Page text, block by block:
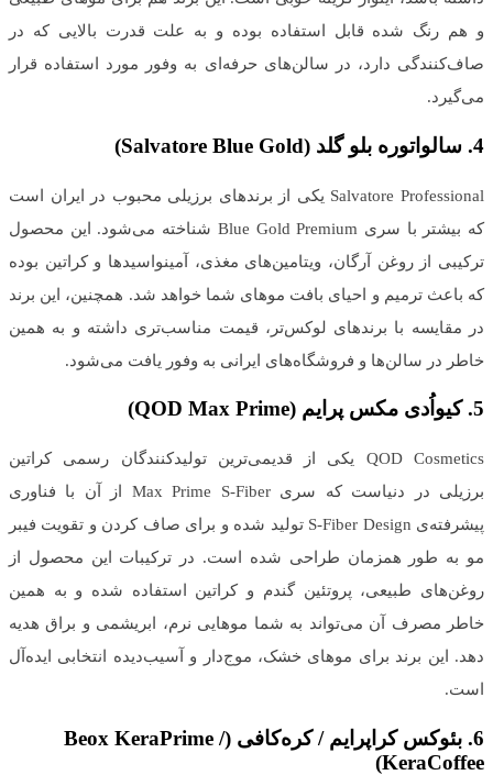
و هم رنگ شده قابل استفاده بوده و به علت قدرت بالایی که در
صاف‌کنندگی دارد، در سالن‌های حرفه‌ای به وفور مورد استفاده قرار
می‌گیرد.
4. سالواتوره بلو گلد (
Salvatore Blue Gold
)
Salvatore Professional یکی از برندهای برزیلی محبوب در ایران است
که بیشتر با سری Blue Gold Premium شناخته می‌شود. این محصول
ترکیبی از روغن آرگان، ویتامین‌های مغذی، آمینواسیدها و کراتین بوده
که باعث ترمیم و احیای بافت موهای شما خواهد شد. همچنین، این برند
در مقایسه با برندهای لوکس‌تر، قیمت مناسب‌تری داشته و به همین
خاطر در سالن‌ها و فروشگاه‌های ایرانی به وفور یافت می‌شود.
5. کیو‌اُ‌دی مکس پرایم (
QOD Max Prime
)
QOD Cosmetics یکی از قدیمی‌ترین تولیدکنندگان رسمی کراتین
برزیلی در دنیاست که سری Max Prime S-Fiber از آن با فناوری
پیشرفته‌ی S-Fiber Design تولید شده و برای صاف کردن و تقویت فیبر
مو به ‌طور همزمان طراحی شده است. در ترکیبات این محصول از
روغن‌های طبیعی، پروتئین گندم و کراتین استفاده شده و به همین
خاطر مصرف آن می‌تواند به شما موهایی نرم، ابریشمی و براق هدیه
دهد. این برند برای موهای خشک، موج‌دار و‌ آسیب‌دیده انتخابی ایده‌آل
است.
6. بئوکس کراپرایم/کره‌کافی (
Beox KeraPrime /
KeraCoffee
)